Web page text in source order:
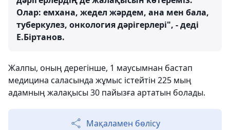
Олар: емхана, жедел жәрдем, ана мен бала,
туберкулез, онкология дәрігерлері", - деді
Е.Біртанов.
Жалпы, оның дерегінше, 1 маусымнан бастап
медицина саласында жұмыс істейтін 225 мың
адамның жалақысы 30 пайызға артатын болады.
Мақаламен бөлісу